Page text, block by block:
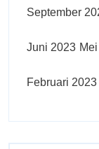
September
Juni 2023
Februari 2023